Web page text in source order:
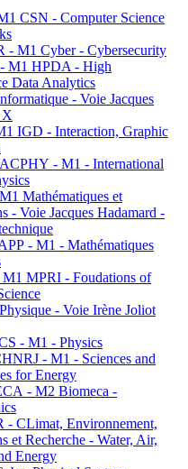
CSN - Computer Science
- M1 Cyber - Cybersecurity
M1 HPDA - High
Data Analytics
- Voie Jacques
X
IGD - Interaction, Graphic
- M1 - International
Mathématiques et
- Voie Jacques Hadamard -
- M1 - Mathématiques
MPRI - Foudations of
- Voie Irène Joliot
- M1 - Physics
- M1 - Sciences and
for Energy
- M2 Biomeca -
CLimat, Environnement,
et Recherche - Water, Air,
Energy